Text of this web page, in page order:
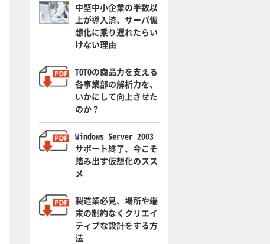
中堅中小企業の半数以
上が導入済、サーバ仮
想化に乗り遅れたらい
けない理由
TOTOの商品力を支える
各事業部の解析力を、
いかにして向上させた
のか？
Windows Server 2003
サポート終了、今こそ
踏み出す仮想化のスス
メ
製造業必見、場所や端
末の制約なくクリエイ
ティブな設計をする方
法